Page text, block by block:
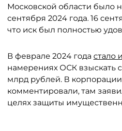
Московской области было
сентября 2024 года. 16
что иск был полностью
В феврале 2024 года стало
намерениях ОСК взыскать
млрд рублей. В
комментировали, там
целях защиты